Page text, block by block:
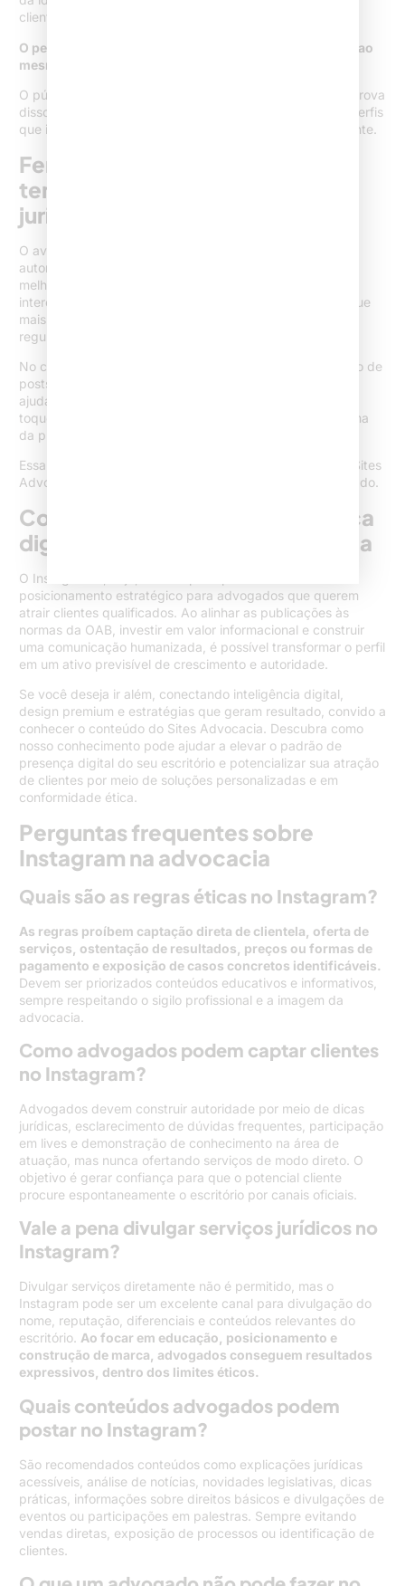
cliente mais ágil e protegida.
O perfil digital certificado e bem construído transmite, ao
mesmo tempo, inovação e tradição jurídica.
O público reconhece esses sinais de profissionalização. Prova
disso é o crescimento rápido do alcance e interação de perfis
que investem em credibilidade e comunicação transparente.
Ferramentas avançadas e
tendências para o Instagram
jurídico
O avanço da inteligência artificial e de plataformas
automatizadas permite analisar tendências, descobrir o
melhor horário para postar e até antecipar temas de
interesse. Inclusive, o levantamento mencionado
indica que
mais de 75% dos profissionais jurídicos já usam IA
regularmente
No campo do Instagram, ferramentas como agendamento de
posts, análise de engajamento e bancos de perguntas
ajudam a planejar a grade de publicações sem perder o
toque humano, sempre prezando pela autenticidade acima
da produtividade.
Essa integração inteligente está no centro da missão do Sites
Advocacia, onde a tecnologia encontra a ética e o resultado.
Conclusão: transformar presença
digital em reputação consolidada
O Instagram é, hoje, um dos principais canais de
posicionamento estratégico para advogados que querem
atrair clientes qualificados. Ao alinhar as publicações às
normas da OAB, investir em valor informacional e construir
uma comunicação humanizada, é possível transformar o perfil
em um ativo previsível de crescimento e autoridade.
Se você deseja ir além, conectando inteligência digital,
design premium e estratégias que geram resultado, convido a
conhecer o conteúdo do Sites Advocacia. Descubra como
nosso conhecimento pode ajudar a elevar o padrão de
presença digital do seu escritório e potencializar sua atração
de clientes por meio de soluções personalizadas e em
conformidade ética.
Perguntas frequentes sobre
Instagram na advocacia
Quais são as regras éticas no Instagram?
As regras proíbem captação direta de clientela, oferta de
serviços, ostentação de resultados, preços ou formas de
pagamento e exposição de casos concretos identificáveis.
Devem ser priorizados conteúdos educativos e informativos,
sempre respeitando o sigilo profissional e a imagem da
advocacia.
Como advogados podem captar clientes
no Instagram?
Advogados devem construir autoridade por meio de dicas
jurídicas, esclarecimento de dúvidas frequentes, participação
em lives e demonstração de conhecimento na área de
atuação, mas nunca ofertando serviços de modo direto. O
objetivo é gerar confiança para que o potencial cliente
procure espontaneamente o escritório por canais oficiais.
Vale a pena divulgar serviços jurídicos no
Instagram?
Divulgar serviços diretamente não é permitido, mas o
Instagram pode ser um excelente canal para divulgação do
nome, reputação, diferenciais e conteúdos relevantes do
escritório. Ao focar em educação, posicionamento e
construção de marca, advogados conseguem resultados
expressivos, dentro dos limites éticos.
Quais conteúdos advogados podem
postar no Instagram?
São recomendados conteúdos como explicações jurídicas
acessíveis, análise de notícias, novidades legislativas, dicas
práticas, informações sobre direitos básicos e divulgações de
eventos ou participações em palestras. Sempre evitando
vendas diretas, exposição de processos ou identificação de
clientes.